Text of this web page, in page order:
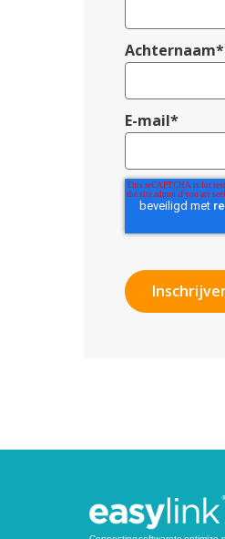
Achternaam*
E-mail*